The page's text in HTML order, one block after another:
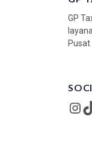
GP
Pusat
InstagramTikTok